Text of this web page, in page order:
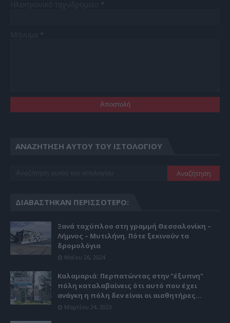
ΑΝΑΖΉΤΗΣΗ ΑΥΤΟΎ ΤΟΥ ΙΣΤΟΛΟΓΊΟΥ
ΔΙΑΒΆΣΤΗΚΑΝ ΠΕΡΙΣΣΌΤΕΡΟ:
Ξανά ταχύπλοο στη γραμμή Θεσσαλονίκη –
Λήμνος – Μυτιλήνη. Πότε ξεκινούν τα
δρομολόγια
Μαΐου 26, 2024
Καλαμαριά: Περπατώντας στην "έξυπνη"
πόλη καταλαβαίνεις ότι αυτό που έχει
ανάγκη η πόλη δεν είναι οι αισθητήρες...
Μαρτίου 24, 2023